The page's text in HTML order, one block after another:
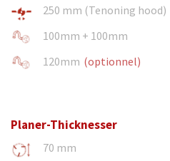
250 mm (Tenoning hood)
100mm + 100mm
120mm (optionnel)
Planer-Thicknesser
70 mm